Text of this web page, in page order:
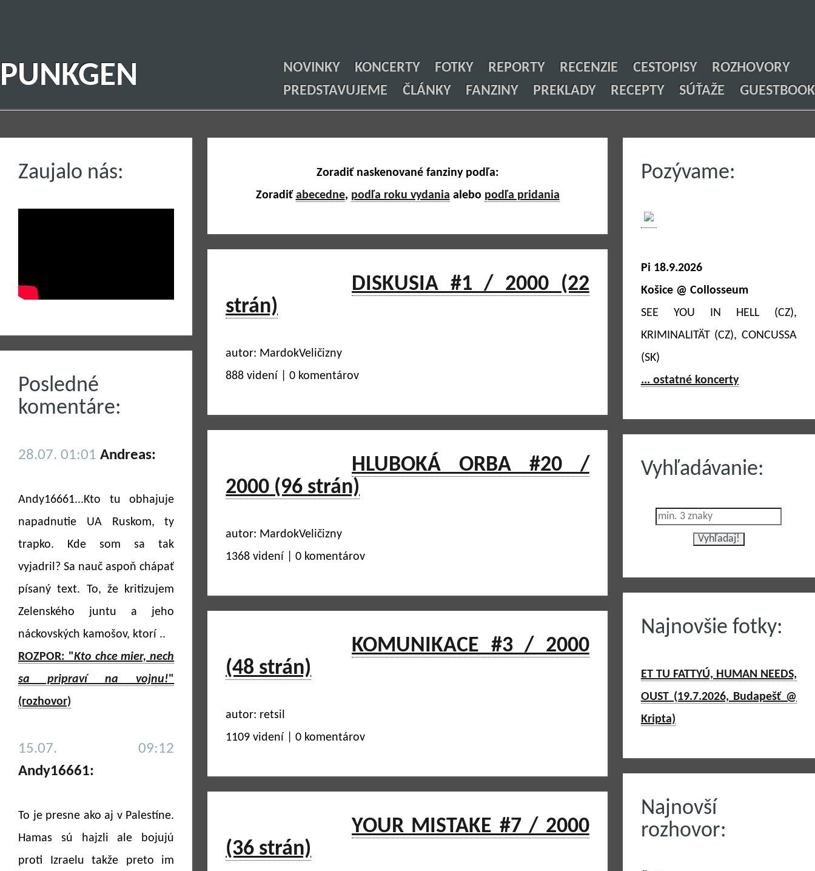
PUNKGEN NOVINKY KONCERTY FOTKY REPORTY RECENZIE CESTOPISY
ROZHOVORY
PREDSTAVUJEME
ČLÁNKY FANZINY PREKLADY RECEPTY SÚŤAŽE GUESTBOOK
Zaujalo nás:
Posledné
komentáre:
28.07. 01:01 Andreas:
Andy16661...Kto tu obhajuje
napadnutie UA Ruskom, ty
trapko. Kde som sa tak
vyjadril? Sa nauč aspoň chápať
písaný text. To, že kritizujem
Zelenského juntu a jeho
náckovských kamošov, ktorí ..
ROZPOR: "Kto chce mier, nech
sa pripraví na vojnu!"
(rozhovor)
15.07. 09:12
Andy16661:
To je presne ako aj v Palestíne.
Hamas sú hajzli ale bojujú
proti Izraelu takže preto im
Zoradiť naskenované fanziny podľa:
Zoradiť abecedne, podľa roku vydania alebo podľa pridania
DISKUSIA #1 / 2000 (22
strán)
autor: MardokVeličizny
888 videní | 0 komentárov
HLUBOKÁ ORBA #20 /
2000 (96 strán)
autor: MardokVeličizny
1368 videní | 0 komentárov
KOMUNIKACE #3 / 2000
(48 strán)
autor: retsil
1109 videní | 0 komentárov
YOUR MISTAKE #7 / 2000
(36 strán)
Pozývame:
Pi 18.9.2026
Košice @ Collosseum
SEE YOU IN HELL (CZ),
KRIMINALITÄT (CZ), CONCUSSA
(SK)
... ostatné koncerty
Vyhľadávanie:
Najnovšie fotky:
ET TU FATTYÚ, HUMAN NEEDS,
OUST (19.7.2026, Budapešť @
Kripta)
Najnovší
rozhovor: